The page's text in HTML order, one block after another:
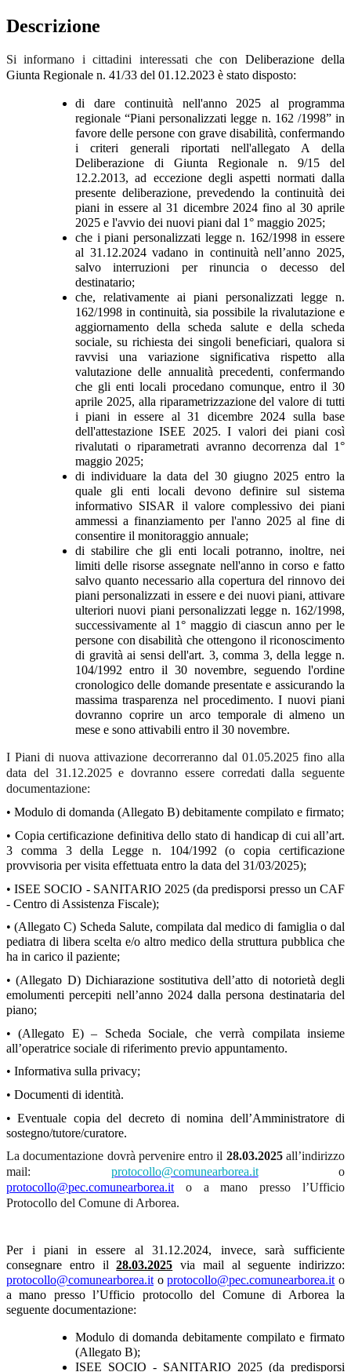
Descrizione
Si informano i cittadini interessati checon Deliberazione della
Giunta Regionale n. 41/33 del 01.12.2023 è stato disposto:
di dare continuità nell'anno 2025 al programma
regionale “Piani personalizzati legge n. 162 /1998” in
favore delle persone con grave disabilità, confermando
i criteri generali riportati nell'allegato A della
Deliberazione di Giunta Regionale n. 9/15 del
12.2.2013, ad eccezione degli aspetti normati dalla
presente deliberazione, prevedendo la continuità dei
piani in essere al 31 dicembre 2024 fino al 30 aprile
2025 e l'avvio dei nuovi piani dal 1° maggio 2025;
che i piani personalizzati legge n. 162/1998 in essere
al 31.12.2024 vadano in continuità nell’anno 2025,
salvo interruzioni per rinuncia o decesso del
destinatario;
che, relativamente ai piani personalizzati legge n.
162/1998 in continuità, sia possibile la rivalutazione e
aggiornamento della scheda salute e della scheda
sociale, su richiesta dei singoli beneficiari, qualora si
ravvisi una variazione significativa rispetto alla
valutazione delle annualità precedenti, confermando
che gli enti locali procedano comunque, entro il 30
aprile 2025, alla riparametrizzazione del valore di tutti
i piani in essere al 31 dicembre 2024 sulla base
dell'attestazione ISEE 2025. I valori dei piani così
rivalutati o riparametrati avranno decorrenza dal 1°
maggio 2025;
di individuare la data del 30 giugno 2025 entro la
quale gli enti locali devono definire sul sistema
informativo SISAR il valore complessivo dei piani
ammessi a finanziamento per l'anno 2025 al fine di
consentire il monitoraggio annuale;
di stabilire che gli enti locali potranno, inoltre, nei
limiti delle risorse assegnate nell'anno in corso e fatto
salvo quanto necessario alla copertura del rinnovo dei
piani personalizzati in essere e dei nuovi piani, attivare
ulteriori nuovi piani personalizzati legge n. 162/1998,
successivamente al 1° maggio di ciascun anno per le
persone con disabilità che ottengono il riconoscimento
di gravità ai sensi dell'art. 3, comma 3, della legge n.
104/1992 entro il 30 novembre, seguendo l'ordine
cronologico delle domande presentate e assicurando la
massima trasparenza nel procedimento. I nuovi piani
dovranno coprire un arco temporale di almeno un
mese e sono attivabili entro il 30 novembre.
I Piani di nuova attivazione decorreranno dal 01.05.2025 fino alla
data del 31.12.2025 e dovranno essere corredati dalla seguente
documentazione:
• Modulo di domanda (Allegato B) debitamente compilato e firmato;
• Copia certificazione definitiva dello stato di handicap di cui all’art.
3 comma 3 della Legge n. 104/1992 (o copia certificazione
provvisoria per visita effettuata entro la data del 31/03/2025);
• ISEE SOCIO - SANITARIO 2025 (da predisporsi presso un CAF
- Centro di Assistenza Fiscale);
• (Allegato C) Scheda Salute, compilata dal medico di famiglia o dal
pediatra di libera scelta e/o altro medico della struttura pubblica che
ha in carico il paziente;
• (Allegato D) Dichiarazione sostitutiva dell’atto di notorietà degli
emolumenti percepiti nell’anno 2024 dalla persona destinataria del
piano;
• (Allegato E) – Scheda Sociale, che verrà compilata insieme
all’operatrice sociale di riferimento previo appuntamento.
• Informativa sulla privacy;
• Documenti di identità.
• Eventuale copia del decreto di nomina dell’Amministratore di
sostegno/tutore/curatore.
La documentazione dovrà pervenire entro il 28.03.2025all’indirizzo
mail: protocollo@comunearborea.ito
protocollo@pec.comunearborea.it o a mano presso l’Ufficio
Protocollo del Comune di Arborea.
Per i piani in essere al 31.12.2024, invece, sarà sufficiente
consegnare entro il28.03.2025 via mail al seguente indirizzo:
protocollo@comunearborea.it oprotocollo@pec.comunearborea.it o
a mano presso l’Ufficio protocollo del Comune di Arborea la
seguente documentazione:
Modulo di domanda debitamente compilato e firmato
(Allegato B);
ISEE SOCIO - SANITARIO 2025 (da predisporsi